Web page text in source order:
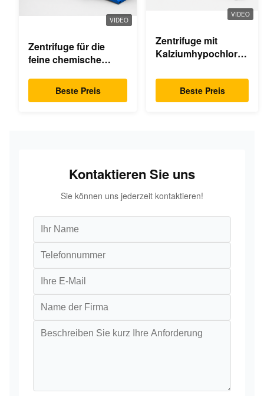
VIDEO
Zentrifuge für die
feine chemische
Beste Preis
VIDEO
Zentrifuge mit
Kalziumhypochlorid-
Beste Preis
Kontaktieren Sie uns
Sie können uns jederzeit kontaktieren!